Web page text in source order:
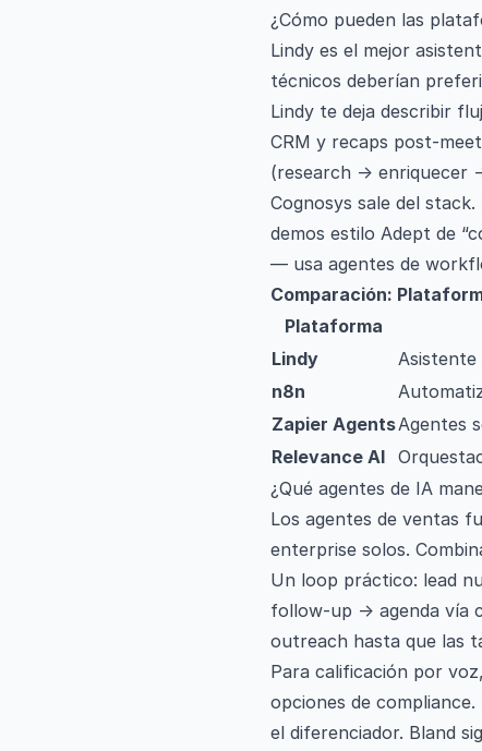
¿Cómo pueden las
Lindy es el mejor
técnicos deberían
Lindy te deja describir
CRM y recaps post-
(research → enriquecer
Cognosys sale del
demos estilo Adept de
— usa agentes de
Comparación:
Plataforma
Lindy
Asistente
n8n
Zapier AgentsAgentes
Relevance AI
¿Qué agentes de IA
Los agentes de ventas
enterprise solos.
Un loop práctico: lead
follow-up → agenda vía
outreach hasta que las
Para calificación por
opciones de
el diferenciador. Bland